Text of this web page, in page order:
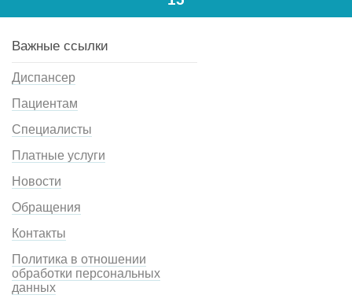
Важные ссылки
Диспансер
Пациентам
Специалисты
Платные услуги
Новости
Обращения
Контакты
Политика в отношении
обработки персональных
данных